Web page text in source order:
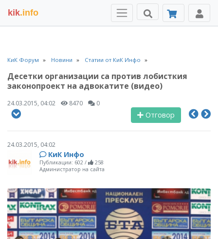
kik.info
КиК Форум Новини Статии от КиК Инфо
Десетки организации са против лобисткия
законопроект на адвокатите (видео)
24.03.2015, 04:02 8470 0
Отговор
24.03.2015, 04:02
КиК Инфо
Публикации: 602 /
258
Администратор на сайта